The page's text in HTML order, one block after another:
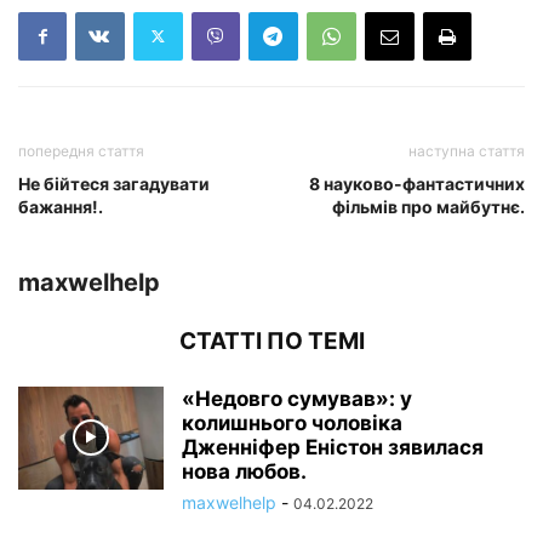
попередня стаття
Не бійтеся загадувати
бажання!.
наступна стаття
8 науково-фантастичних
фільмів про майбутнє.
maxwelhelp
СТАТТІ ПО ТЕМІ
«Недовго сумував»: у
колишнього чоловіка
Дженніфер Еністон зявилася
нова любов.
maxwelhelp - 04.02.2022